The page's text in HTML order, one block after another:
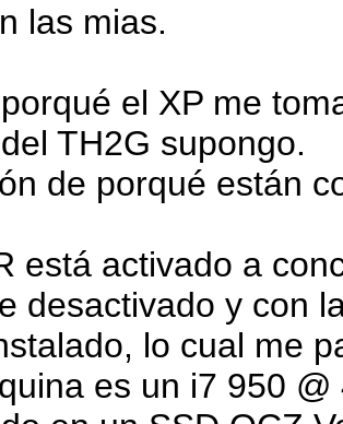
las mias.
el XP me
TH2G supongo.
de porqué están
está activado a
desactivado y con
lo cual me
es un i7 950